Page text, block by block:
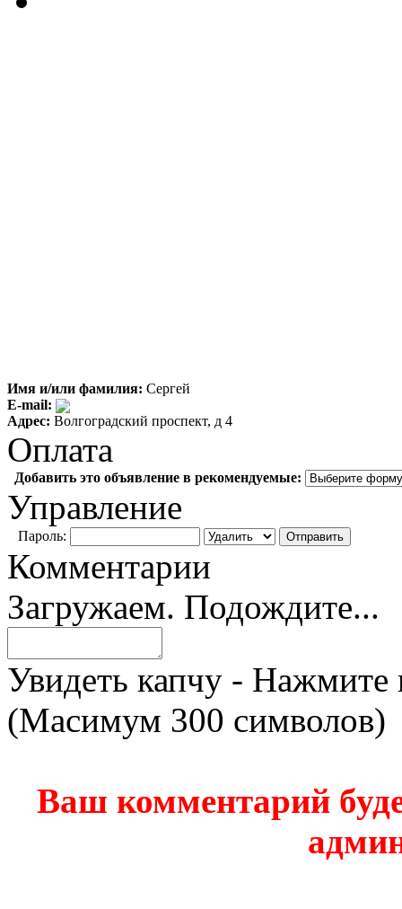
Имя и/или фамилия: Сергей
E-mail:
Адрес: Волгоградский проспект, д 4
Оплата
Добавить это объявление в рекомендуемые:
Управление
Пароль:
Комментарии
Загружаем. Подождите...
Увидеть капчу - Нажмите
(Масимум 300 символов)
Ваш комментарий